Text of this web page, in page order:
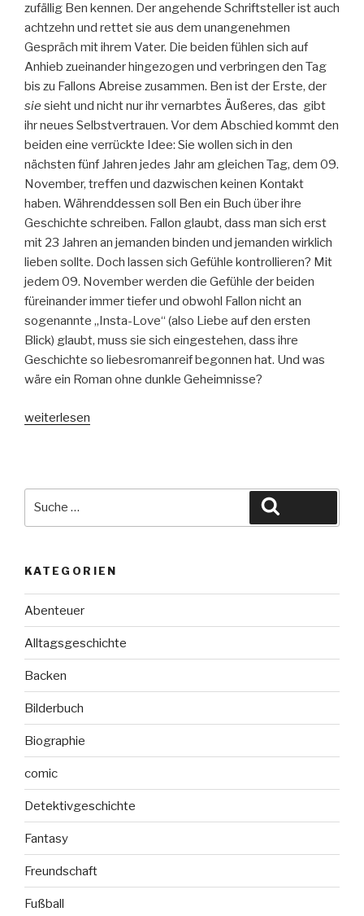
zufällig Ben kennen. Der angehende Schriftsteller ist auch
achtzehn und rettet sie aus dem unangenehmen
Gespräch mit ihrem Vater. Die beiden fühlen sich auf
Anhieb zueinander hingezogen und verbringen den Tag
bis zu Fallons Abreise zusammen. Ben ist der Erste, der
sie sieht und nicht nur ihr vernarbtes Äußeres, das gibt
ihr neues Selbstvertrauen. Vor dem Abschied kommt den
beiden eine verrückte Idee: Sie wollen sich in den
nächsten fünf Jahren jedes Jahr am gleichen Tag, dem 09.
November, treffen und dazwischen keinen Kontakt
haben. Währenddessen soll Ben ein Buch über ihre
Geschichte schreiben. Fallon glaubt, dass man sich erst
mit 23 Jahren an jemanden binden und jemanden wirklich
lieben sollte. Doch lassen sich Gefühle kontrollieren? Mit
jedem 09. November werden die Gefühle der beiden
füreinander immer tiefer und obwohl Fallon nicht an
sogenannte „Insta-Love“ (also Liebe auf den ersten
Blick) glaubt, muss sie sich eingestehen, dass ihre
Geschichte so liebesromanreif begonnen hat. Und was
wäre ein Roman ohne dunkle Geheimnisse?
„Nächstes
Tag“
weiterlesen
KATEGORIEN
Abenteuer
Alltagsgeschichte
Backen
Bilderbuch
Biographie
comic
Detektivgeschichte
Fantasy
Freundschaft
Fußball